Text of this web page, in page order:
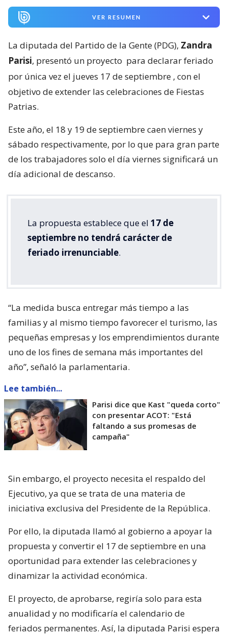
VER RESUMEN
La diputada del Partido de la Gente (PDG), Zandra
Parisi, presentó un proyecto para declarar feriado
por única vez el jueves 17 de septiembre , con el
objetivo de extender las celebraciones de Fiestas
Patrias.
Este año, el 18 y 19 de septiembre caen viernes y
sábado respectivamente, por lo que para gran parte
de los trabajadores solo el día viernes significará un
día adicional de descanso.
La propuesta establece que el 17 de
septiembre no tendrá carácter de
feriado irrenunciable.
“La medida busca entregar más tiempo a las
familias y al mismo tiempo favorecer el turismo, las
pequeñas empresas y los emprendimientos durante
uno de los fines de semana más importantes del
año”, señaló la parlamentaria.
Lee también...
Parisi dice que Kast "queda corto"
con presentar ACOT: "Está
faltando a sus promesas de
campaña"
Sin embargo, el proyecto necesita el respaldo del
Ejecutivo, ya que se trata de una materia de
iniciativa exclusiva del Presidente de la República.
Por ello, la diputada llamó al gobierno a apoyar la
propuesta y convertir el 17 de septiembre en una
oportunidad para extender las celebraciones y
dinamizar la actividad económica.
El proyecto, de aprobarse, regiría solo para esta
anualidad y no modificaría el calendario de
feriados permanentes. Así, la diputada Parisi espera